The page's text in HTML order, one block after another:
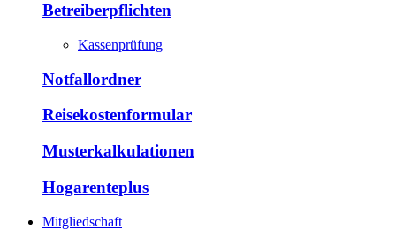
Betreiberpflichten
Kassenprüfung
Notfallordner
Reisekostenformular
Musterkalkulationen
Hogarenteplus
Mitgliedschaft